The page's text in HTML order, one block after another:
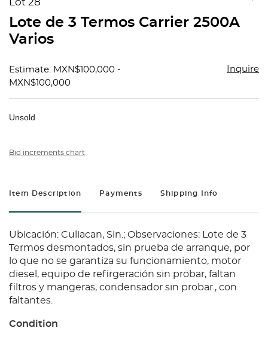
Lot 28
Lote de 3 Termos Carrier 2500A
Varios
Estimate: MXN$100,000 -
MXN$100,000
Inquire
Unsold
Bid increments chart
Item Description Payments Shipping Info
Ubicación: Culiacan, Sin.; Observaciones: Lote de 3
Termos desmontados, sin prueba de arranque, por
lo que no se garantiza su funcionamiento, motor
diesel, equipo de refirgeración sin probar, faltan
filtros y mangeras, condensador sin probar., con
faltantes.
Condition